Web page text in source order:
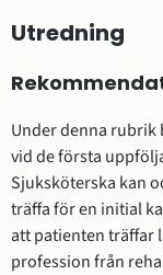
Utredning
Under denna rubrik
vid de första
Sjuksköterska kan
träffa för en initial
att patienten träffar
profession från